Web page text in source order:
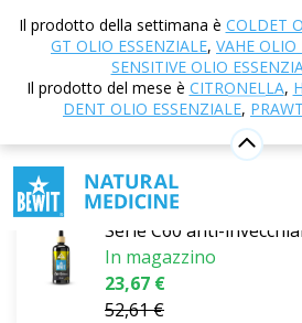
Il prodotto della settimana è COLDET
GT OLIO ESSENZIALE, VAHE OLIO
SENSITIVE OLIO
Il prodotto del mese è CITRONELLA,
DENT OLIO ESSENZIALE,
Casa E-shop Cosmetici
Sieri idratanti
I più venduti
C60 Serum
Serie C60 anti-
In magazzino
23,67 €
52,61 €